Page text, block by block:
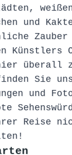
und
Zauber
Künstlers
überall
Sie
und
Reise